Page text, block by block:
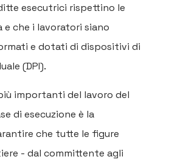
esecutrici rispettino le
e che i lavoratori siano
e dotati di dispositivi di
(DPI).
importanti del lavoro del
di esecuzione è la
che tutte le figure
- dal committente agli